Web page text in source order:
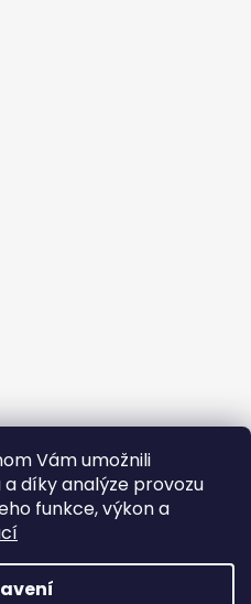
Vám umožnili
díky analýze provozu
funkce, výkon a